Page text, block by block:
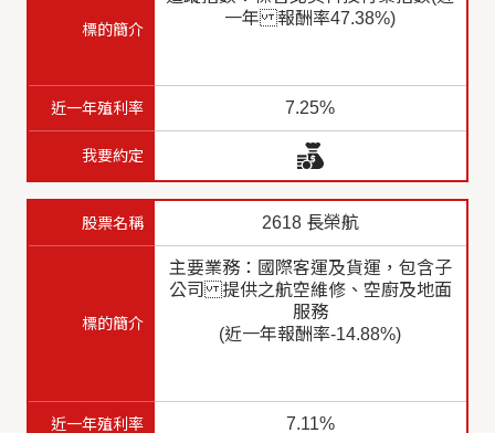
一年 報酬率47.38%)
7.25%
2618 長榮航
主要業務：國際客運及貨運，包含子
公司 提供之航空維修、空廚及地面
服務
(近一年報酬率-14.88%)
7.11%